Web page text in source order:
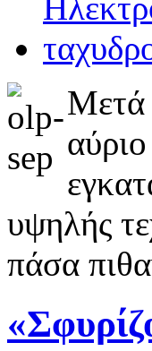
Μετά
υψηλής
πάσα